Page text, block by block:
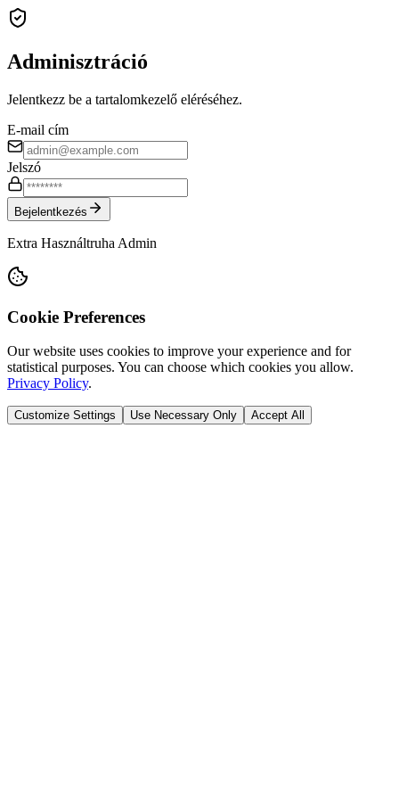
Adminisztráció
Jelentkezz be a tartalomkezelő eléréséhez.
E-mail cím
Jelszó
Bejelentkezés
Extra Használtruha Admin
Cookie Preferences
Our website uses cookies to improve your experience and for
statistical purposes. You can choose which cookies you allow.
Privacy Policy.
Customize Settings Use Necessary Only Accept All